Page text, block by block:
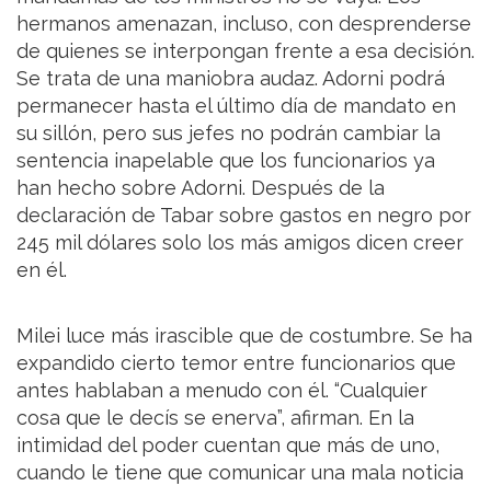
hermanos amenazan, incluso, con desprenderse
de quienes se interpongan frente a esa decisión.
Se trata de una maniobra audaz. Adorni podrá
permanecer hasta el último día de mandato en
su sillón, pero sus jefes no podrán cambiar la
sentencia inapelable que los funcionarios ya
han hecho sobre Adorni. Después de la
declaración de Tabar sobre gastos en negro por
245 mil dólares solo los más amigos dicen creer
en él.
Milei luce más irascible que de costumbre. Se ha
expandido cierto temor entre funcionarios que
antes hablaban a menudo con él. “Cualquier
cosa que le decís se enerva”, afirman. En la
intimidad del poder cuentan que más de uno,
cuando le tiene que comunicar una mala noticia